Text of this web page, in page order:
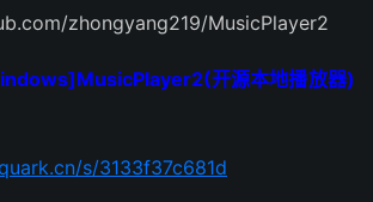
zhongyang219/MusicPlayer2
开源本地播放器)
s/3133f37c681d